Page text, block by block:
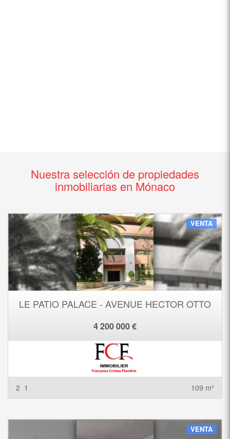
Nuestra selección de propiedades
inmobiliarias en Mónaco
VENTA
LE PATIO PALACE - AVENUE HECTOR OTTO
4 200 000 €
2 1 109 m²
VENTA